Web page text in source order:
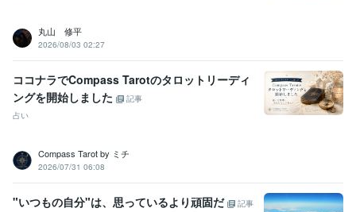
丸山 修平
2026/08/03 02:27
ココナラでCompass Tarotのタロットリーディ
ングを開始しました
記事
占い
Compass Tarot by ミチ
2026/07/31 06:08
"いつもの自分"は、思っているより頑固だ
記事